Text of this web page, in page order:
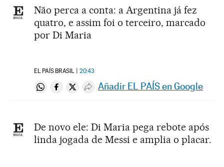
Não perca a conta: a Argentina já fez
quatro, e assim foi o terceiro, marcado
por Di Maria
EL PAÍS BRASIL 20:43
Compartir en Whatsapp
Compartir en Facebook
Compartir en Twitter
Desplegar Redes Sociales
Añadir EL PAÍS en Google
De novo ele: Di Maria pega rebote após
linda jogada de Messi e amplia o placar.